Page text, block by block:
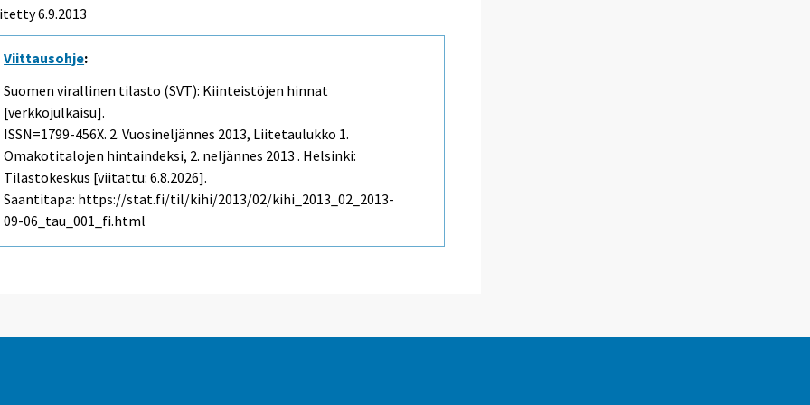
6.9.2013
Viittausohje:
Suomen virallinen tilasto (SVT): Kiinteistöjen hinnat
[verkkojulkaisu].
ISSN=1799-456X. 2. Vuosineljännes 2013, Liitetaulukko 1.
Omakotitalojen hintaindeksi, 2. neljännes 2013 . Helsinki:
Tilastokeskus [viitattu: 6.8.2026].
Saantitapa: https://stat.fi/til/kihi/2013/02/kihi_2013_02_2013-
09-06_tau_001_fi.html